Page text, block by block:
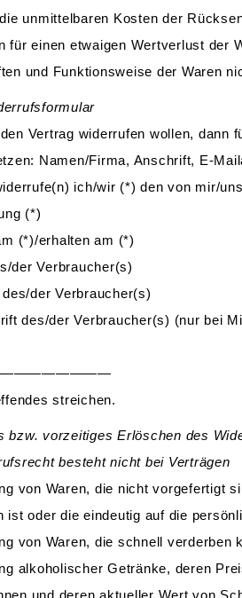
unmittelbaren Kosten der
für einen etwaigen Wertverlust der
und Funktionsweise der Waren
Vertrag widerrufen wollen, dann
Namen/Firma, Anschrift, E-
ich/wir (*) den von mir/
(*)
(*)/erhalten am (*)
der Verbraucher(s)
der Verbraucher(s)
des/der Verbraucher(s) (nur bei
streichen.
bzw. vorzeitiges Erlöschen des
besteht nicht bei Verträgen
von Waren, die nicht vorgefertigt
ist oder die eindeutig auf die
von Waren, die schnell verderben
alkoholischer Getränke, deren
und deren aktueller Wert von